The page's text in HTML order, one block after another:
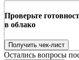
Проверьте
в облако
Получить чек-лист
Остались вопросы